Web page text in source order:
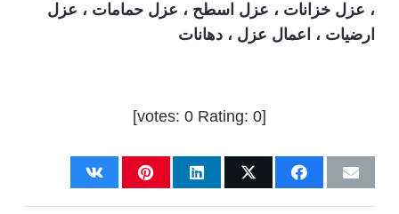
، عزل خزانات ، عزل اسطح ، عزل حمامات ، عزل
ارضيات ، اعمال عزل ، دهانات
[votes:
0 Rating: 0
]